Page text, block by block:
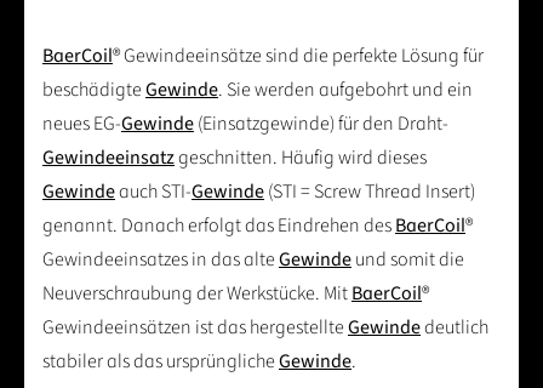
BaerCoil® Gewindeeinsätze sind die perfekte Lösung für
beschädigteGewinde. Sie werden aufgebohrt und ein
neues EG-Gewinde(Einsatzgewinde) für den Draht-
Gewindeeinsatzgeschnitten. Häufig wird dieses
Gewindeauch STI-Gewinde(STI = Screw Thread Insert)
genannt. Danach erfolgt das Eindrehen desBaerCoil®
Gewindeeinsatzes in das alteGewindeund somit die
Neuverschraubung der Werkstücke. MitBaerCoil®
Gewindeeinsätzen ist das hergestellteGewindedeutlich
stabiler als das ursprünglicheGewinde.